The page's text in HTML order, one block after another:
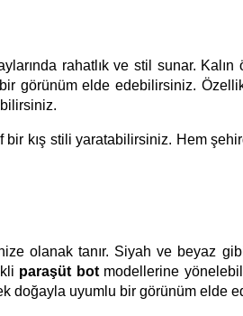
rahatlık ve stil sunar. Kalın
bir görünüm elde edebilirsiniz.
kış stili yaratabilirsiniz. Hem
olanak tanır. Siyah ve beyaz
paraşüt botmodellerine
doğayla uyumlu bir görünüm elde